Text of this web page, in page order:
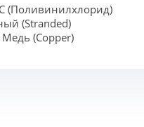
(Поливинилхлорид)
(Stranded)
(Copper)